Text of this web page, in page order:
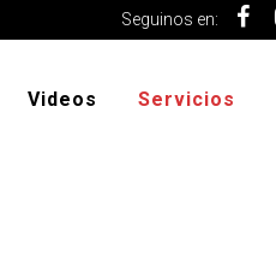
Seguinos en:
Videos Servicios